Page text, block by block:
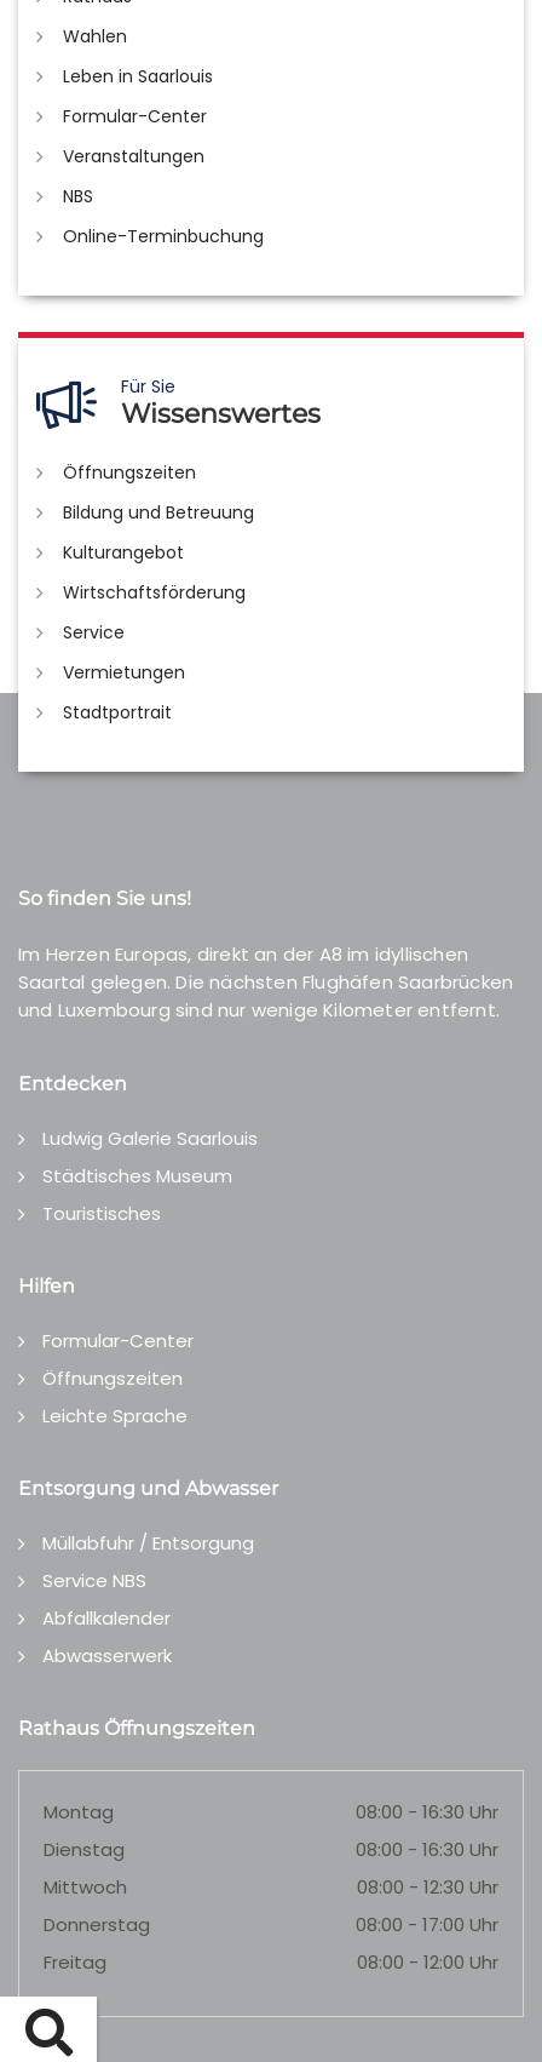
Wahlen
Leben in Saarlouis
Formular-Center
Veranstaltungen
NBS
Online-Terminbuchung
Für Sie
Wissenswertes
Öffnungszeiten
Bildung und Betreuung
Kulturangebot
Wirtschaftsförderung
Service
Vermietungen
Stadtportrait
So finden Sie uns!
Im Herzen Europas, direkt an der A8 im idyllischen
Saartal gelegen. Die nächsten Flughäfen Saarbrücken
und Luxembourg sind nur wenige Kilometer entfernt.
Entdecken
Ludwig Galerie Saarlouis
Städtisches Museum
Touristisches
Hilfen
Formular-Center
Öffnungszeiten
Leichte Sprache
Entsorgung und Abwasser
Müllabfuhr / Entsorgung
Service NBS
Abfallkalender
Abwasserwerk
Rathaus Öffnungszeiten
Montag
08:00 - 16:30 Uhr
Dienstag
08:00 - 16:30 Uhr
Mittwoch
08:00 - 12:30 Uhr
Donnerstag
08:00 - 17:00 Uhr
Freitag
08:00 - 12:00 Uhr